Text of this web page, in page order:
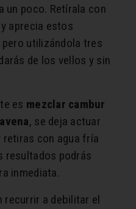
un poco. Retírala con
aprecia estos
utilizándola tres
de los vellos y sin
es mezclar cambur
, se deja actuar
con agua fría
resultados podrás
inmediata.
recurrir a debilitar el